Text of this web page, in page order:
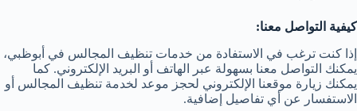
كيفية التواصل معنا:
إذا كنت ترغب في الاستفادة من خدمات تنظيف المجالس في أبوظبي،
يمكنك التواصل معنا بسهولة عبر الهاتف أو البريد الإلكتروني. كما
يمكنك زيارة موقعنا الإلكتروني لحجز موعد لخدمة تنظيف المجالس أو
الاستفسار عن أي تفاصيل إضافية.